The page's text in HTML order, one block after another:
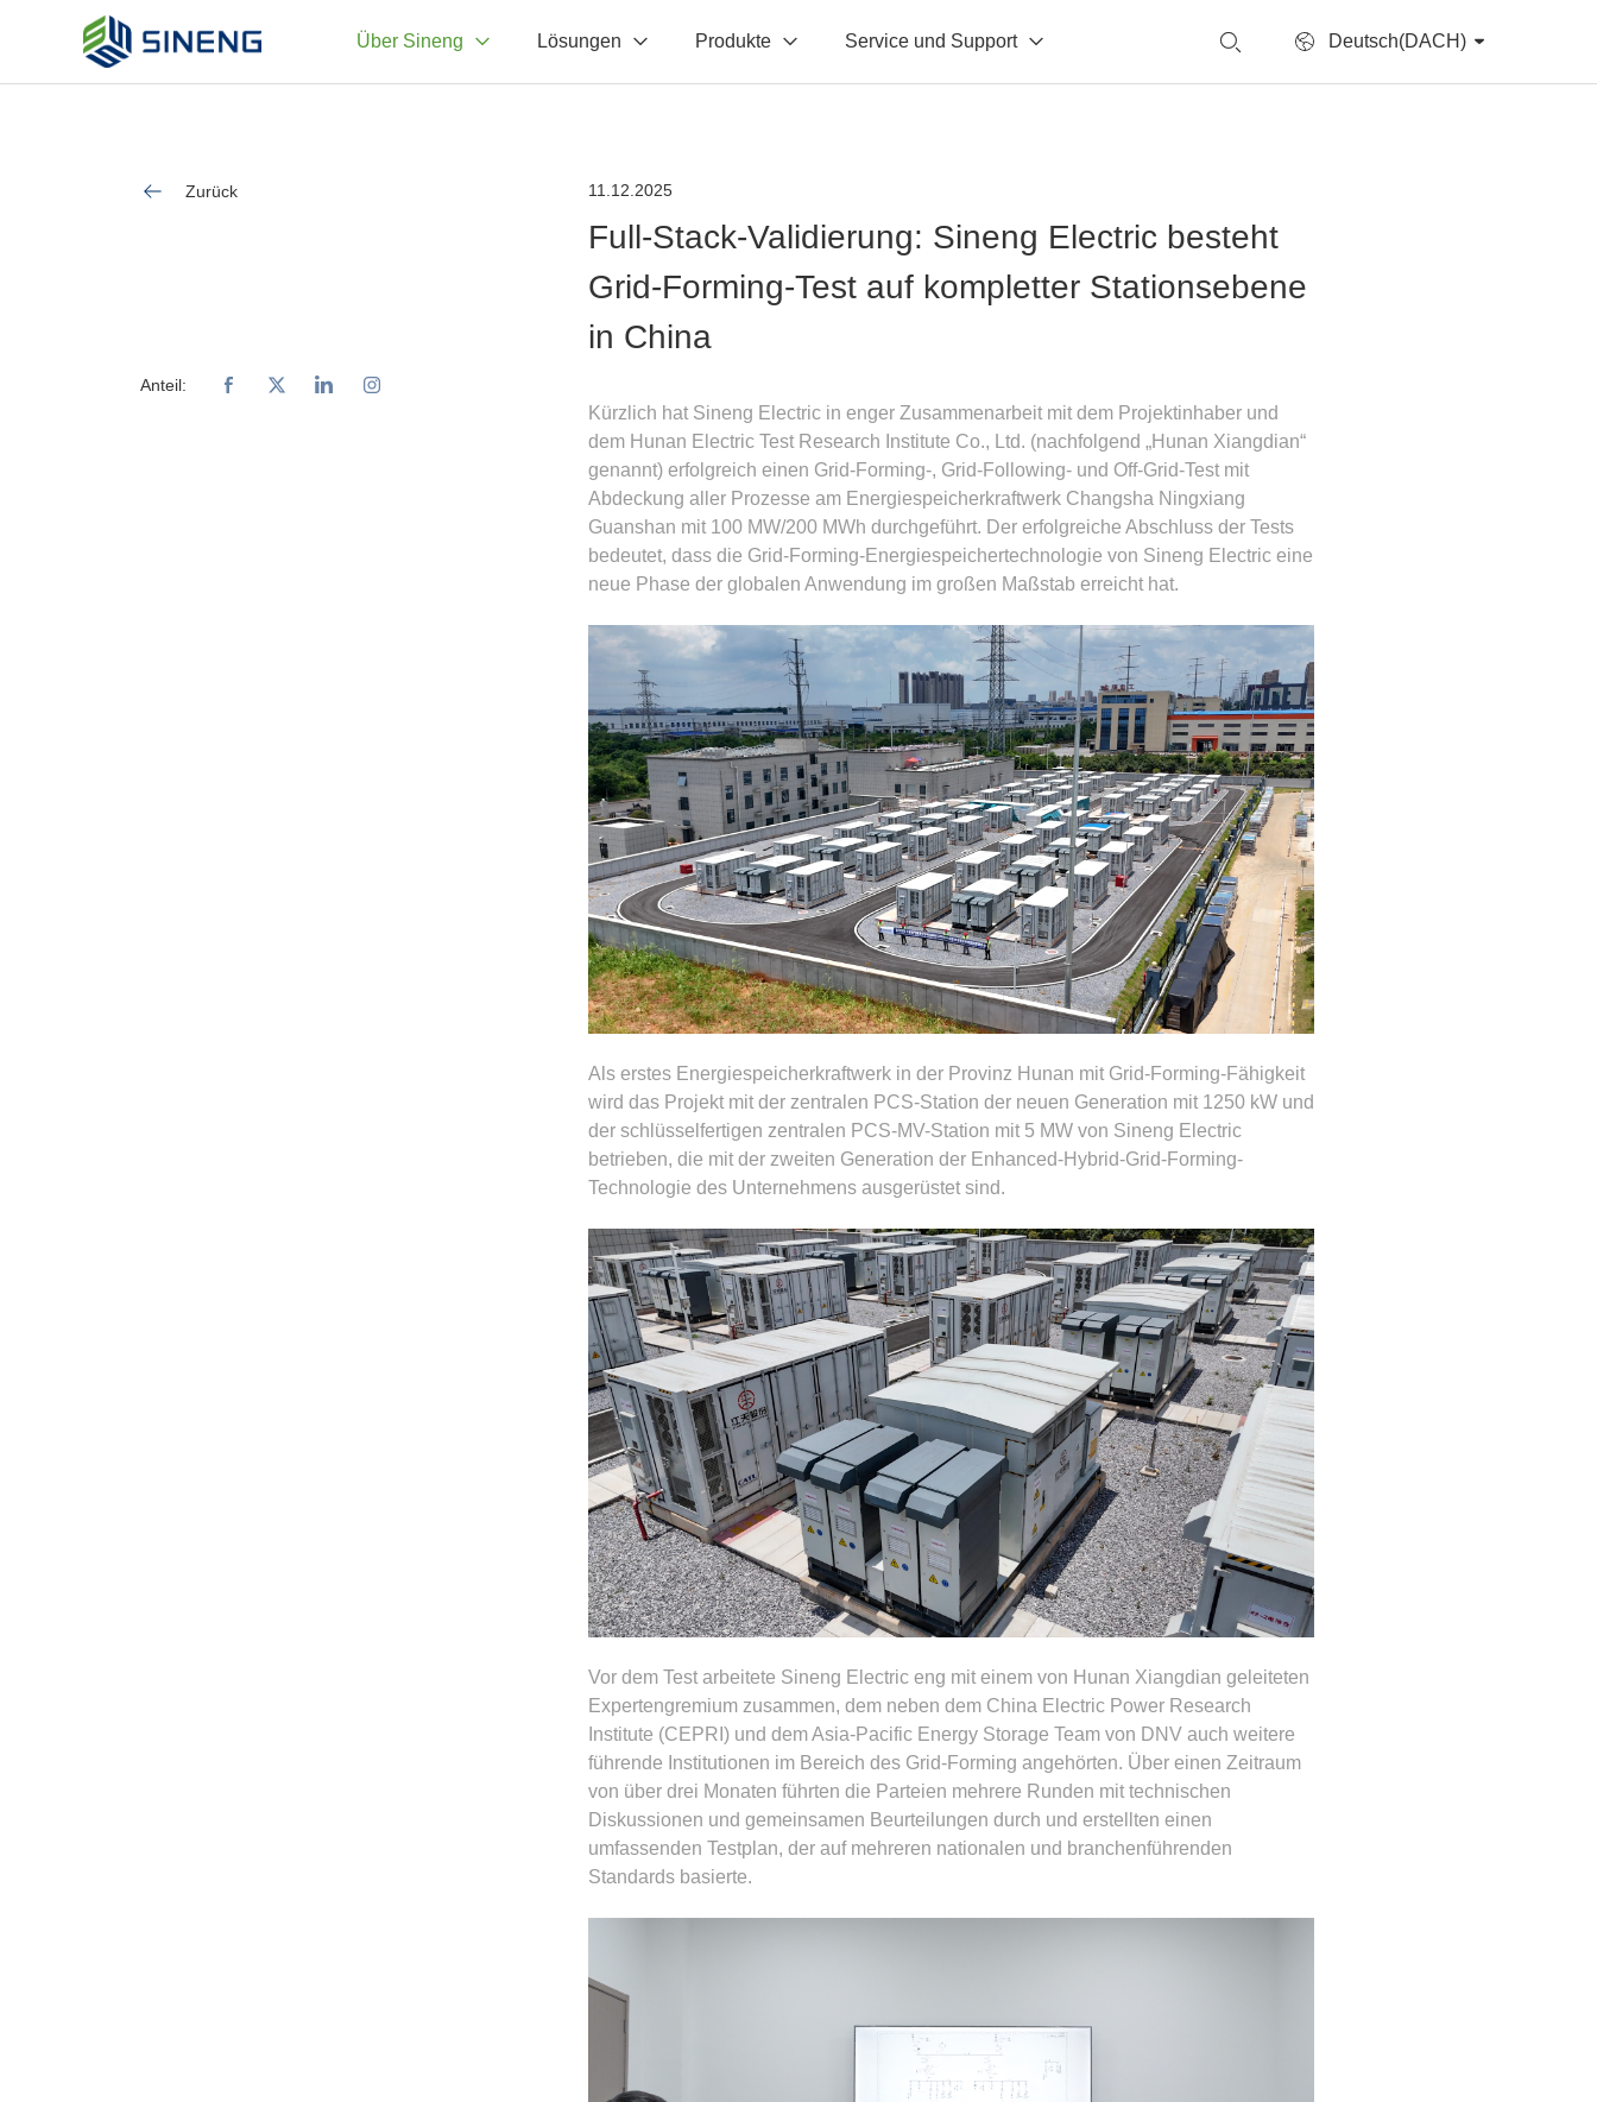
Über Sineng Lösungen Produkte Service und Support Deutsch(DACH)
Zurück
Anteil:
11.12.2025
Full-Stack-Validierung: Sineng Electric besteht
Grid-Forming-Test auf kompletter Stationsebene
in China
Kürzlich hat Sineng Electric in enger Zusammenarbeit mit dem Projektinhaber und
dem Hunan Electric Test Research Institute Co., Ltd. (nachfolgend „Hunan Xiangdian“
genannt) erfolgreich einen Grid-Forming-, Grid-Following- und Off-Grid-Test mit
Abdeckung aller Prozesse am Energiespeicherkraftwerk Changsha Ningxiang
Guanshan mit 100 MW/200 MWh durchgeführt. Der erfolgreiche Abschluss der Tests
bedeutet, dass die Grid-Forming-Energiespeichertechnologie von Sineng Electric eine
neue Phase der globalen Anwendung im großen Maßstab erreicht hat.
Als erstes Energiespeicherkraftwerk in der Provinz Hunan mit Grid-Forming-Fähigkeit
wird das Projekt mit der zentralen PCS-Station der neuen Generation mit 1250 kW und
der schlüsselfertigen zentralen PCS-MV-Station mit 5 MW von Sineng Electric
betrieben, die mit der zweiten Generation der Enhanced-Hybrid-Grid-Forming-
Technologie des Unternehmens ausgerüstet sind.
Vor dem Test arbeitete Sineng Electric eng mit einem von Hunan Xiangdian geleiteten
Expertengremium zusammen, dem neben dem China Electric Power Research
Institute (CEPRI) und dem Asia-Pacific Energy Storage Team von DNV auch weitere
führende Institutionen im Bereich des Grid-Forming angehörten. Über einen Zeitraum
von über drei Monaten führten die Parteien mehrere Runden mit technischen
Diskussionen und gemeinsamen Beurteilungen durch und erstellten einen
umfassenden Testplan, der auf mehreren nationalen und branchenführenden
Standards basierte.